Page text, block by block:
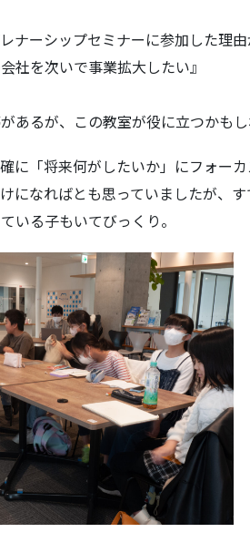
ナーシップセミナーに参加した理由
社を次いで事業拡大したい』
あるが、この教室が役に立つかもし
に「将来何がしたいか」にフォー
になればとも思っていましたが、
いる子もいてびっくり。